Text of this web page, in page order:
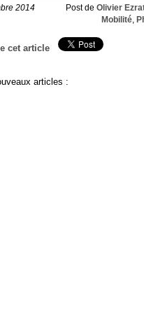
2014 Post de Olivier
Mobilité,
articles :